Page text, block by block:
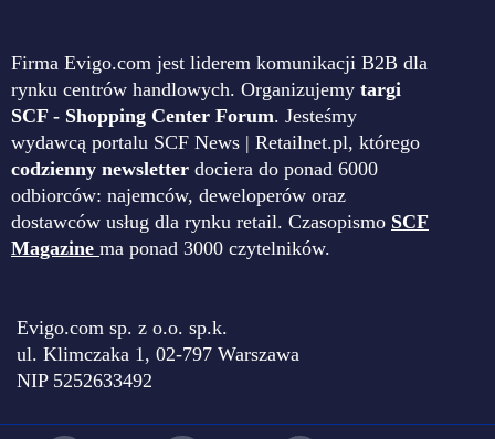
Firma Evigo.com jest liderem komunikacji B2B dla
rynku centrów handlowych. Organizujemy targi
SCF - Shopping Center Forum. Jesteśmy
wydawcą portalu SCF News | Retailnet.pl, którego
codzienny newsletter dociera do ponad 6000
odbiorców: najemców, deweloperów oraz
dostawców usług dla rynku retail. Czasopismo SCF
Magazine ma ponad 3000 czytelników.
Evigo.com sp. z o.o. sp.k.
ul. Klimczaka 1, 02-797 Warszawa
NIP 5252633492